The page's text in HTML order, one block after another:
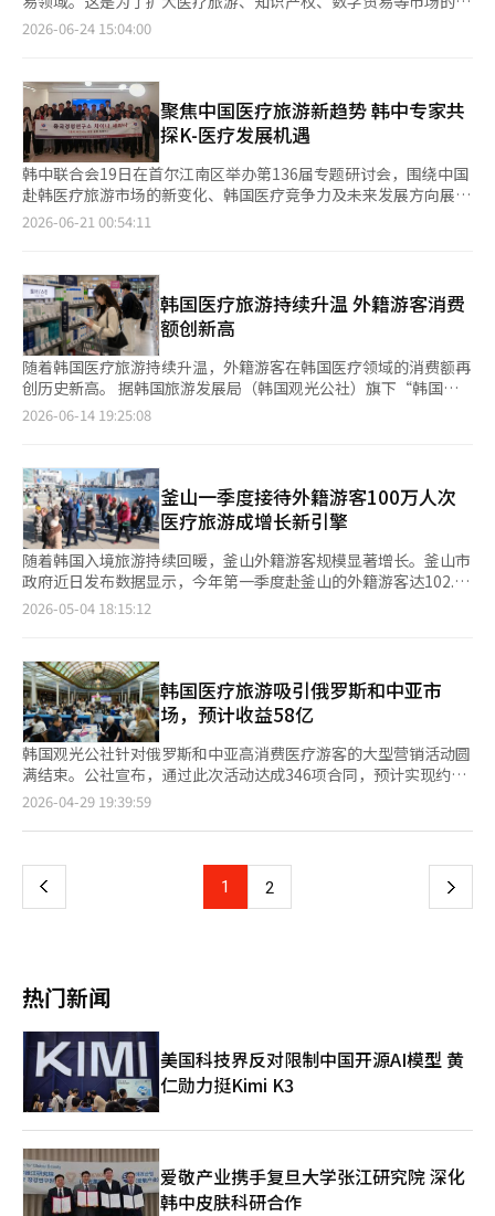
韩哈萨克斯坦游客中就有一人是以医疗为目的。周边国家同样表现
亮眼。乌兹别克斯坦去年赴韩医疗游客达4766人次，同比增长
患者的医美偏好不同，中亚患者虽然对医美项目也有旺盛需求，但
因癌症、脑血管疾病、脊柱及关节疾病以及视网膜手术等重症赴韩
就医的比例明显更高。这与当地缺乏政府主导的定期健康体检制度
有关。不少患者往往病情发展到较严重阶段后才选择赴韩治疗。业
内人士指出，尽管土耳其近年已成为韩国医疗旅游的重要竞争对
手，但韩国凭借医疗技术领先、术后恢复速度快，且价格与土耳其
相近等优势，仍保持较强竞争力。 不过，要保持这一增长势头，
韩国医疗旅游行业仍面临不少挑战。其中，当务之急是优化外籍患
最佳治疗时机。 在医美领域，业内也呼吁提高价格和诊疗信息的
透明度，健全术后管理体系。由于不同医院和中介机构收费标准不
一，外籍患者往往难以准确掌握最终费用，推广标准化报价单、加
强对非法中介和虚假宣传的监管已成为共识。此外，完善多语种在
线咨询服务、加强与海外合作医院的对接、健全医疗纠纷调解机
制，也被认为是当务之急，以便患者回国后一旦出现并发症或不良
反应，能及时获得医疗支持。 区域发展不均衡也是一大隐忧。为
例，国际航班不足已成为制约当地医疗旅游发展的瓶颈。业内普遍
认为，应增加国际直飞航线，减少外国患者经仁川机场中转赴地方
城市的不便。
在开发中，预计一个月后正式开放下载。 据介绍，平台以用户体
验为核心，支持多语言服务，并内置自动翻译引擎，可实现医院检
程，降低跨境医疗沟通门槛。与此同时，医疗机构仅需以韩语上传
相关信息，平台即可自动完成内容翻译，无需额外配备专业翻译人
员。 平台还引入人工智能（AI）技术，对患者面部特征进行分析，
结合需求推荐个性化诊疗方案和医疗美容套餐，以提高患者预约及
到院转化率。此外，平台配备统一管理后台,帮助医院高效管理外
国患者的咨询、预约及相关数据。 业内认为，该平台有望进一步
打破跨境医疗领域的语言壁垒，为外国患者提供更加便捷、高效的
医疗服务，同时为韩国医疗机构拓展海外市场创造新的发展机遇。
的医疗服务模式，以更加公开、透明的方式向全球展示韩国医疗机
构的优势。他表示，“K-DIA”正式登陆谷歌和苹果两大应用商
店，意味着韩国医疗服务已具备面向全球用户提供服务的基础设
施；这一平台有望为因信息不对称而难以获取韩国医疗资源的海外
患者，提供一个值得信赖的服务平台。
入基础。 产业通商部于24日在中国北京与中国商务部召开了“第
代表的代表团参加。 此次会议是基于去年11月韩中首脑会议期
间，产业部与中国商务部签署的“韩中服务贸易交流合作加强谅解
备忘录”的后续措施。当时，两国决定为扩大以商品为中心的贸易
结构，发掘实际合作课题。 过去，韩中经济合作主要集中在中间
产品和制造业的商品贸易。然而，随着两国经济的高度化和数字转
型的加速，非商品领域逐渐成为新的合作重点。 因此，双方探讨
了服务贸易领域的实际合作课题。随着中国游客赴韩医疗旅游的持
续增加，双方决定提高医疗服务相关信息的可获取性。此外，双方
游领域具有竞争力，而中国则是一个地理上接近且需求量大的市
场。医疗旅游合作的扩大将可能带动旅游、住宿、翻译、支付等相
关服务产业的发展。 知识产权领域也是主要议题之一。韩国方面
提出需要加强韩中之间的知识产权保护合作。双方讨论了利用人工
智能技术提前阻止网络上的假冒商品，以及基于知识产权的二次创
作合作等方案。这是因为随着中国在线平台和电子商务市场的扩
大，K品牌和K内容相关的假冒商品及未经授权使用的问题也屡次
被提出。 中国方面提出的数字贸易、展会、地方政府合作方案也
业模式、统计、标准和规范等的共同研究。 此外，双方决定支持
两国企业参加对方主要展会，以扩大展览和会议领域的合作。还讨
论了建立韩中地方政府间的常态合作机制，以支持服务企业的海外
拓展。 裴俊亨表示：“在两国经济高度化和数字转型加速的现阶
段，服务贸易将成为韩中经济合作的新增长动力，我们将努力创造
让两国企业和人民都能感受到的成果。”※ 本报道经人工智能
（AI）系统翻译与编辑。
2026-06-24 15:04:00
聚焦中国医疗旅游新趋势 韩中专家共
探K-医疗发展机遇
韩中联合会19日在首尔江南区举办第136届专题研讨会，围绕中国
赴韩医疗旅游市场的新变化、韩国医疗竞争力及未来发展方向展开
深入探讨。韩中联合会会长、韩国中国经营研究所所长朴胜赞，
中国游客的消费需求呈现明显分化。一类是以高端医疗为目的的高
消费群体，另一类则是依靠社交媒体获取信息、自主安排行程的
2030多岁的自由行（FIT）游客。他表示，过去中国游客多以跟团
游为主，而如今的MZ世代（1980年代至2000年代出生）更习惯通
过小红书、抖音等社交媒体获取信息，并自主完成行程规划与预
订，赴韩医疗旅游的消费模式已发生显著转变。 尹盛民对韩国医
疗产业的国际竞争力进行了深入分析。他表示，韩国医疗在亚洲乃
至全球范围内仍具备明显优势，以三星首尔医院、首尔峨山医院为
术技术、审美能力以及医疗服务方面均具有较强竞争力。尹盛民将
韩国医疗的核心竞争力总结为头脑、眼睛、双手和心脏四个关键
词：即优秀的医疗人才、敏锐的审美能力、精湛细腻的医疗技术，
以及温暖的人文关怀。他强调：“韩国人细腻的手工技艺，以及像
照顾家人一样关怀患者的服务文化，是中国短时间内难以追赶的独
特优势。” 金度均则重点关注医疗旅游营销模式的变化。他认
为，韩国医疗旅游正逐渐从过去依赖旅行社和代理机构的B2B模
式，转向以消费者自主选择为主的B2C模式。未来，医疗机构需更
患者对医院及医生的认可度。他强调，医疗旅游本质上属于服务
业，真正决定行业竞争力的并非广告投入，而是患者满意度与口碑
传播。 拥有丰富中国执业经验的整形外科医生李英宇，结合多年
在华从业经历，分享了他对中韩医疗产业竞争格局的观察。李英宇
认为，近年来中国医疗设备及医院基础设施发展迅速，在硬件层面
已接近甚至部分超过韩国，但在高难度整形修复、个性化方案设计
以及患者精细化服务等方面，韩国医生仍保持较强优势。他表示，
面对中国医疗行业的快速崛起，韩国医疗机构未来更应持续加强高
2026-06-21 00:54:11
韩国医疗旅游持续升温 外籍游客消费
额创新高
随着韩国医疗旅游持续升温，外籍游客在韩国医疗领域的消费额再
创历史新高。 据韩国旅游发展局（韩国观光公社）旗下“韩国旅
游数据实验室”14日发布的统计数据，今年5月访韩外籍游客医疗
韩信用卡进行医疗相关消费的数据推算所得。 数据显示，外籍游
客医疗消费额自今年2月的1096亿韩元大幅攀升至3月的2044亿韩
元，几近翻倍；4月进一步升至2498亿韩元，创历史新高；5月则
首次突破2500亿韩元大关，同比增幅高达74.6%。值得关注的
是，相关消费额已连续三个月超过2000亿韩元，为相关统计发布
以来首次。 从来源地来看，中国游客医疗消费额居首，达636亿韩
元；美国以462亿韩元位居第二，其后依次为日本（329亿韩
元）、中国台湾（297亿韩元）和新加坡（145亿韩元）。 从消费
费占12.9%；大学医院及综合医院占5.3%；牙科和眼科分别占
3.4%和1.4%。地区分布方面，首尔一枝独秀，占比高达88.4%，
釜山（5%）、京畿道（3.1%）和济州（2%）依次位列其后。 业
内分析指出，药店消费的迅速崛起是拉动医疗消费快速增长的重要
动因之一。2024年1月，药店在外籍游客医疗消费中的占比仅为
4.9%，远低于皮肤科（50.8%）和整形外科（27.3%）；此后占
比持续提升，今年1月首次突破10%，5月更升至历史最高的
12.9%。与此同时，药店在外籍游客医疗消费交易笔数中的占比亦
达69.8%，创历史新高。 分析认为，随着“K-医药品”在海外社
纳入赴韩行程，成为带动药店消费增长的主要推力。 韩国旅游发
展局相关负责人表示，不同国家和地区医疗游客的消费习惯存在明
显差异，未来将进一步强化针对性营销策略，并与京畿道高阳市、
2026-06-14 19:25:08
釜山一季度接待外籍游客100万人次
医疗旅游成增长新引擎
随着韩国入境旅游持续回暖，釜山外籍游客规模显著增长。釜山市
政府近日发布数据显示，今年第一季度赴釜山的外籍游客达102.39
万人次，创2014年有关统计开展以来最快突破100万人次。相比之
次）、日本（13万人次）、美国（8.1万人次）、越南（4.4万人
次）、菲律宾（3.7万人次）、中国香港（2.9万人次）和印度尼西
亚（2.2万人次）。值得关注的是，来自澳大利亚、法国、德国和
英国的游客数量也有所提升，客源结构呈现进一步多元化趋势。
旅游消费方面，今年第一季度外籍游客在釜山消费总额达2355亿
韩元（约合人民币10.9亿元），同比增长26.4%。集交通、景点及
优惠于一体的外籍游客专用旅游通票“VISIT BUSAN PASS”，今
年1至2月销量更同比增长65%。 釜山市政府表示，外籍游客数量
的快速增长，主要得益于邮轮旅游营销对海洋旅游的带动效
支付宝等平台联动、借助全球旅游平台开展的系列营销活动。釜山
市还透露，未来将结合BTS世界巡演等大型活动进一步提升城市吸
37.4%，日本（22.2%）、中国大陆（15%）、俄罗斯（4%）、
比增幅近3倍，表现尤为亮眼。在医疗服务需求方面，皮肤科最受
追捧，占比达67%，整形外科（6.5%）、综合内科（5.3%）、体
检中心（3.9%）和牙科（1.7%）依次排列。 釜山市方面表示，医
疗旅游的快速增长有赖于政府及相关机构积极推进推介会、考察团
等推广活动。今年市政府还将投入约24亿韩元推行医疗旅游振兴计
划，以期进一步做大市场规模。
2026-05-04 18:15:12
韩国医疗旅游吸引俄罗斯和中亚市
场，预计收益58亿
韩国观光公社针对俄罗斯和中亚高消费医疗游客的大型营销活动圆
满结束。公社宣布，通过此次活动达成346项合同，预计实现约58
亿韩元的销售额。◆ 韩国医疗旅游吸引200万游客，重点瞄准中亚
萨克斯坦游客增长约14%，达到35450人。这些游客的人均消费额
求，观光公社在莫斯科和圣彼得堡举办了“2026韩国医疗旅游推
广会”，吸引了24家韩国医疗机构和330多名当地业界人士参与。
流会，25日在大型购物中心举办K-美容和K-食品推广活动，吸引
了5万多名消费者。同日，在洲际酒店举行了由8名韩国专家参与的
个别咨询会，展示韩国先进医疗服务。此次巡回营销共进行了
4397次B2B和B2C咨询，预计达成346项合同，销售额约58亿韩
元。韩国观光公社医疗健康团队长李东锡表示，将利用此次建立的
当地网络，将韩国打造成结合先进医疗技术和K-健康的旅游目的
地。此外，观光公社自去年起制定了细分化策略，包括建立中国富
裕阶层交流网络、在日本首次举办大型医疗旅游活动、开拓蒙古埃
尔登特矿业城市新市场等区域性定制营销。※ 本报道经人工智能
（AI）系统翻译与编辑。
2026-04-29 19:39:59
上
页
1 2 下
热门新闻
美国科技界反对限制中国开源AI模型 黄
仁勋力挺Kimi K3
爱敬产业携手复旦大学张江研究院 深化
韩中皮肤科研合作